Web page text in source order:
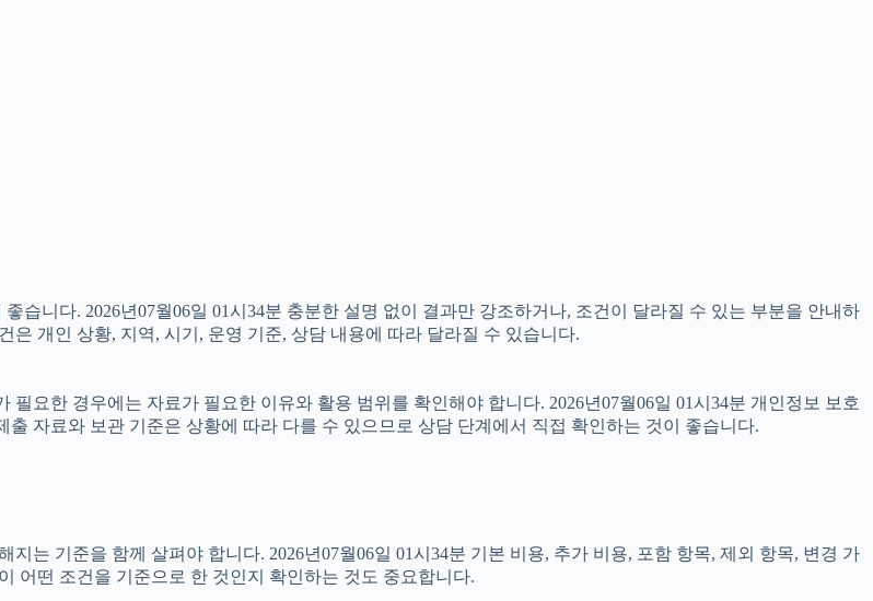
습니다. 2026년07월06일 01시34분 충분한 설명 없이 결과만 강조하거나, 조건이 달라질 수 있는 부분을 안내하
개인 상황, 지역, 시기, 운영 기준, 상담 내용에 따라 달라질 수 있습니다.
요한 경우에는 자료가 필요한 이유와 활용 범위를 확인해야 합니다. 2026년07월06일 01시34분 개인정보 보호
출 자료와 보관 기준은 상황에 따라 다를 수 있으므로 상담 단계에서 직접 확인하는 것이 좋습니다.
는 기준을 함께 살펴야 합니다. 2026년07월06일 01시34분 기본 비용, 추가 비용, 포함 항목, 제외 항목, 변경 가
어떤 조건을 기준으로 한 것인지 확인하는 것도 중요합니다.